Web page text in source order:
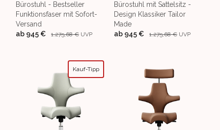
Bürostuhl - Bestseller
Funktionsfaser mit Sofort-
Versand
ab 945 € 1.275,68 € UVP
Bürostuhl mit Sattelsitz -
Design Klassiker Tailor
Made
ab 945 € 1.275,68 € UVP
Kauf-Tipp